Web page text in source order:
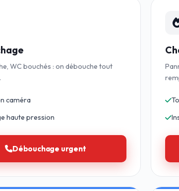
WC bouchés : on débouche tout
caméra
haute pression
Débouchage urgent